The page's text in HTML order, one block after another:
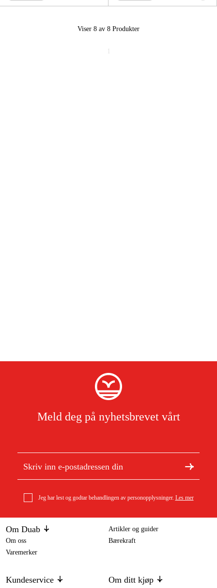
Viser 8 av 8 Produkter
Meld deg på nyhetsbrevet vårt
Jeg har lest og godtar behandlingen av personopplysninger. Les mer
Om Duab
Om oss
Varemerker
Artikler og guider
Bærekraft
Kundeservice Om ditt kjøp